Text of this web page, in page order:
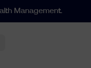
Management.